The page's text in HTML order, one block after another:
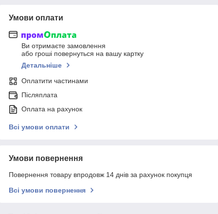
Умови оплати
Ви отримаєте замовлення
або гроші повернуться на вашу картку
Детальніше
Оплатити частинами
Післяплата
Оплата на рахунок
Всі умови оплати
Умови повернення
Повернення товару впродовж 14 днів за рахунок покупця
Всі умови повернення